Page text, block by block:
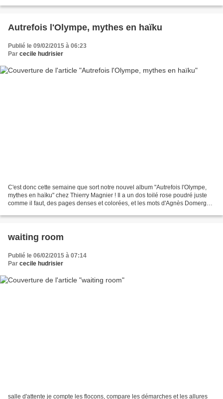
Autrefois l'Olympe, mythes en haïku
Publié le 09/02/2015 à 06:23
Par cecile hudrisier
C'est donc cette semaine que sort notre nouvel album "Autrefois l'Olympe,
mythes en haïku" chez Thierry Magnier ! Il a un dos toilé rose poudré juste
comme il faut, des pages denses et colorées, et les mots d'Agnès Domergue,
waiting room
Publié le 06/02/2015 à 07:14
Par cecile hudrisier
salle d'attente je compte les flocons, compare les démarches et les allures